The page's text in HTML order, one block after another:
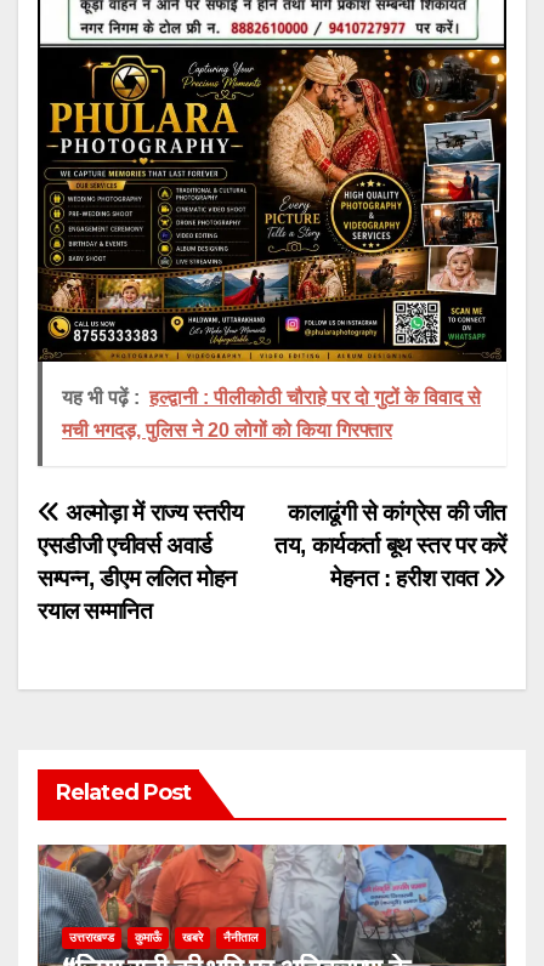
यह भी पढ़ें : हल्द्वानी : पीलीकोठी चौराहे पर दो गुटों के विवाद से
मची भगदड़, पुलिस ने 20 लोगों को किया गिरफ्तार
Post
navigation
कालाढूंगी से कांग्रेस की जीत
तय, कार्यकर्ता बूथ स्तर पर करें
मेहनत : हरीश रावत
अल्मोड़ा में राज्य स्तरीय
एसडीजी एचीवर्स अवार्ड
सम्पन्न, डीएम ललित मोहन
रयाल सम्मानित
Related Post
उत्तराखण्ड कुमाऊँ खबरे नैनीताल